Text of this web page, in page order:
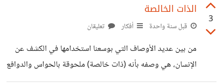
3
الذات الخالصة
قبل سنة واحدة أفكار تعليقان
من بين عديد الأوصاف التي بوسعنا استخدامها في الكشف عن
الإنسان، هي وصفه بأنه (ذات خالصة) ملحوقة بالحواس والدوافع
والأفكار، ليس الإنسان في معزلٍ عما يحوم حوله، إنه ليس في